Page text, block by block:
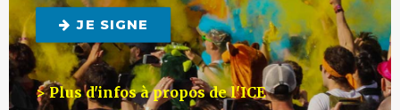
JE SIGNE
> Plus d'infos à propos de l'ICE